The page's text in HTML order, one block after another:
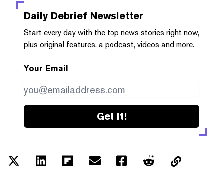
Daily Debrief Newsletter
Start every day with the top news stories right now,
plus original features, a podcast, videos and more.
Your Email
Get it!